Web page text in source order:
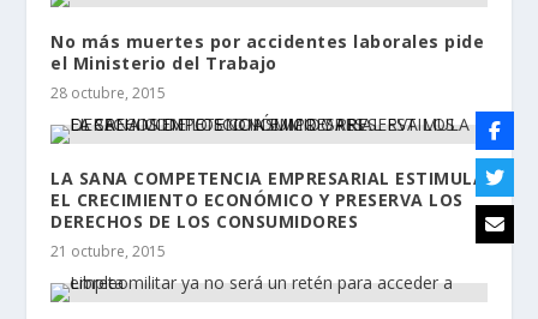
No más muertes por accidentes laborales pide
el Ministerio del Trabajo
28 octubre, 2015
LA SANA COMPETENCIA EMPRESARIAL ESTIMULA
EL CRECIMIENTO ECONÓMICO Y PRESERVA LOS
DERECHOS DE LOS CONSUMIDORES
21 octubre, 2015